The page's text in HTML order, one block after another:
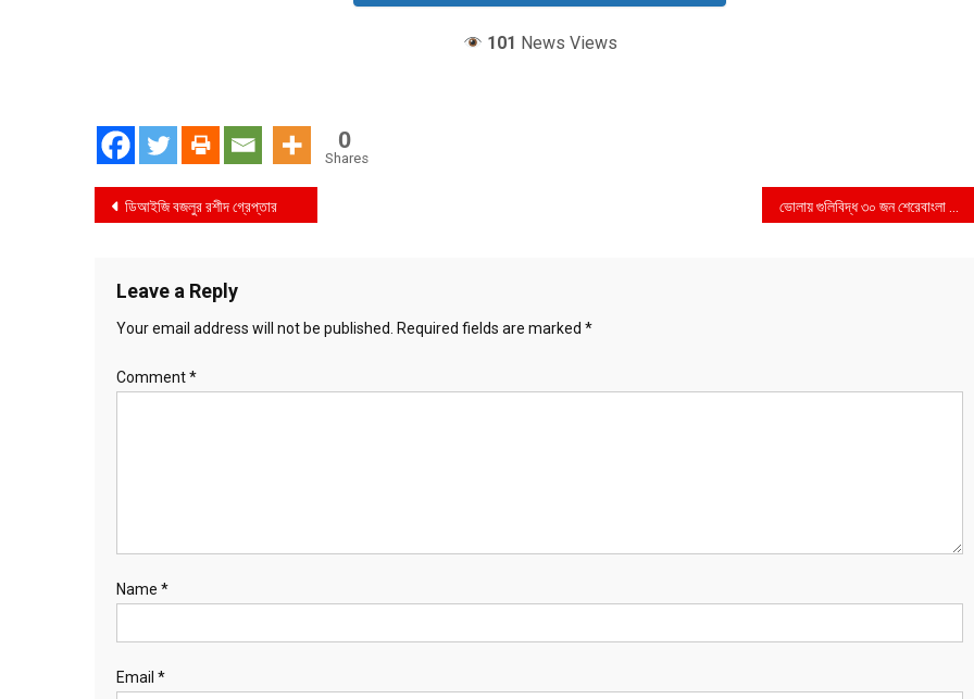
101 News Views
0
Shares
Post
ডিআইজি বজলুর রশীদ গ্রেপ্তার
Leave a Reply
Your email address will not be published. Required fields are marked *
Comment*
Name *
Email *